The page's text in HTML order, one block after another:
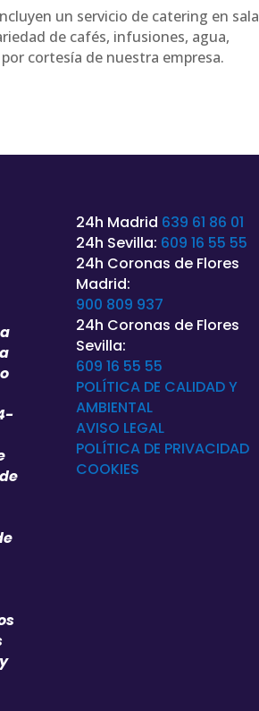
un servicio de catering en sala
de cafés, infusiones, agua,
cortesía de nuestra empresa.
24h Madrid 639 61 86 01
24h Sevilla: 609 16 55 55
24h Coronas de Flores
Madrid:
900 809 937
24h Coronas de Flores
Sevilla:
609 16 55 55
POLÍTICA DE CALIDAD Y
AMBIENTAL
AVISO LEGAL
POLÍTICA DE PRIVACIDAD
COOKIES